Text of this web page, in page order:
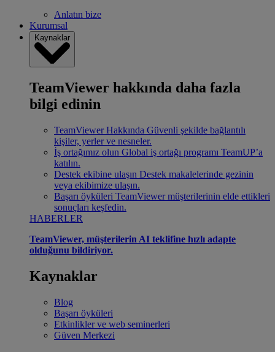
Anlatın bize
Kurumsal
Kaynaklar
TeamViewer hakkında daha fazla
bilgi edinin
TeamViewer Hakkında Güvenli şekilde bağlantılı
kişiler, yerler ve nesneler.
İş ortağımız olun Global iş ortağı programı TeamUP’a
katılın.
Destek ekibine ulaşın Destek makalelerinde gezinin
veya ekibimize ulaşın.
Başarı öyküleri TeamViewer müşterilerinin elde ettikleri
sonuçları keşfedin.
HABERLER
TeamViewer, müşterilerin AI teklifine hızlı adapte
olduğunu bildiriyor.
Kaynaklar
Blog
Başarı öyküleri
Etkinlikler ve web seminerleri
Güven Merkezi